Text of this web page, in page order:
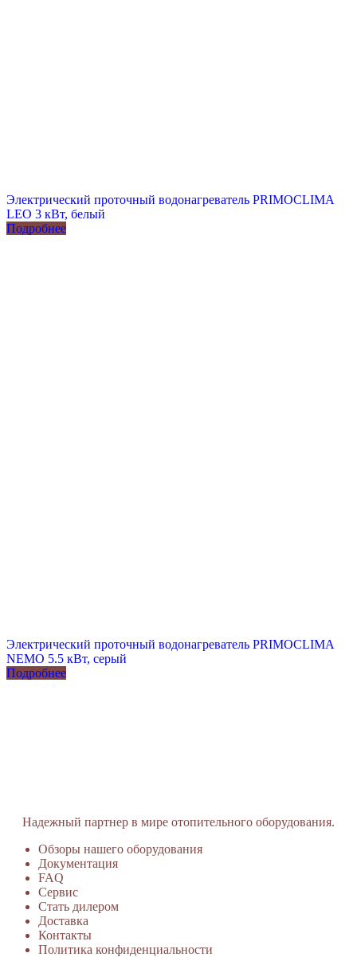
Электрический проточный водонагреватель PRIMOCLIMA
LEO 3 кВт, белый
Подробнее
Электрический проточный водонагреватель PRIMOCLIMA
NEMO 5.5 кВт, серый
Подробнее
Надежный партнер в мире отопительного оборудования.
Обзоры нашего оборудования
Документация
FAQ
Сервис
Стать дилером
Доставка
Контакты
Политика конфиденциальности